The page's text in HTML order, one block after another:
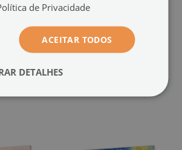
(#oah-
cm
Mulher de lábios vermelhos
(#oah-61530103)
tamanho de: 100x50 cm
de Privacidade
ACEITAR TODOS
DETALHES